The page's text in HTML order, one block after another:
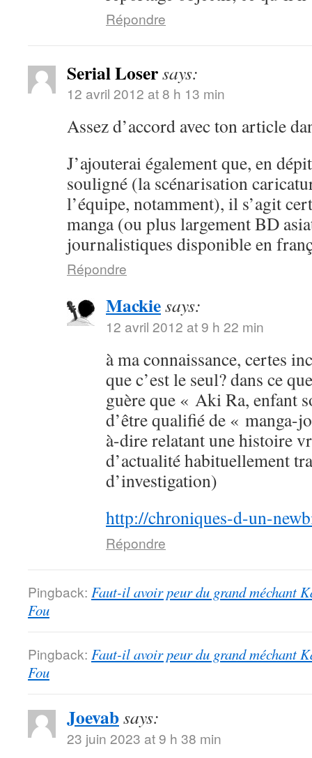
Répondre
Serial Losersays:
12 avril 2012 at 8 h 13 min
Assez d’accord avec ton article
J’ajouterai également que, en
souligné (la scénarisation
l’équipe, notamment), il s’agit
manga (ou plus largement BD
journalistiques disponible en
Répondre
Mackiesays:
12 avril 2012 at 9 h 22 min
à ma connaissance, certes
que c’est le seul? dans ce
guère que « Aki Ra, enfant
d’être qualifié de « manga-
à-dire relatant une histoire
d’actualité habituellement
d’investigation)
http://chroniques-d-un-
Répondre
Pingback: Faut-il avoir peur du grand méchant
Fou
Pingback: Faut-il avoir peur du grand méchant
Fou
Joevabsays:
23 juin 2023 at 9 h 38 min